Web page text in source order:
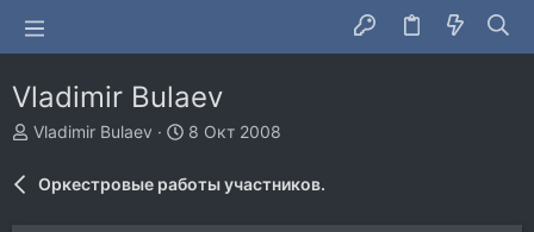
Vladimir Bulaev
А
т
р
Vladimir Bulaev
Д
н
8 Окт 2008
Оркестровые работы участников.